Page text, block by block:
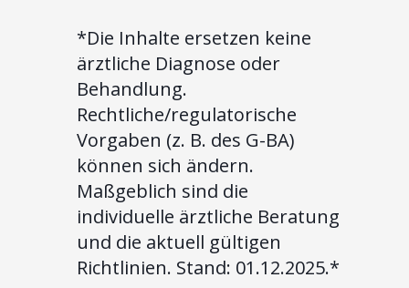
*Die Inhalte ersetzen keine
ärztliche Diagnose oder
Behandlung.
Rechtliche/regulatorische
Vorgaben (z. B. des G-BA)
können sich ändern.
Maßgeblich sind die
individuelle ärztliche Beratung
und die aktuell gültigen
Richtlinien. Stand: 01.12.2025.*